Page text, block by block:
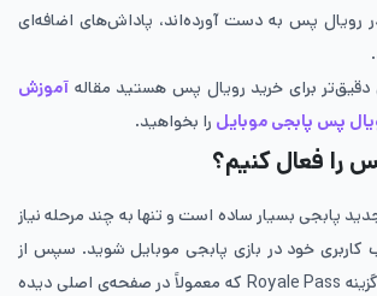
رویال پس به دست آورده‌اند، پاداش‌های اضافه‌ای
دقیق‌تر برای خرید رویال پس هستید مقاله آموزش
پس پابجی موبایل را بخواهید.
را فعال کنیم؟
پابجی بسیار ساده است و تنها به چند مرحله نیاز
کاربری خود در بازی پابجی موبایل شوید. سپس از
منوی اصلی بازی روی گزینه Royale Pass که معمولاً در صفحه‌ی اصلی دیده